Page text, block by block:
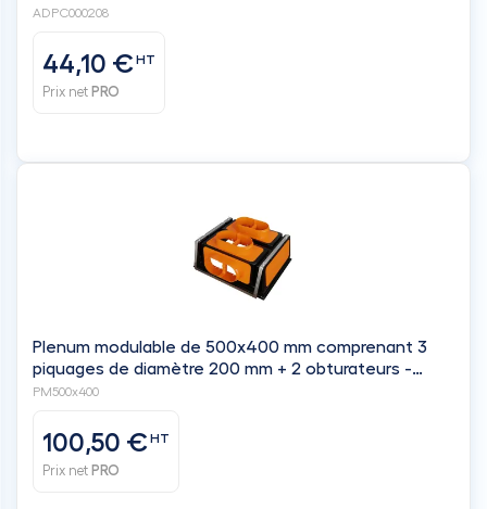
ADPC000208
44,10 €HT
Prix net PRO
Plenum modulable de 500x400 mm comprenant 3
piquages de diamètre 200 mm + 2 obturateurs -
BAILLINDUSTRIE
PM500x400
100,50 €HT
Prix net PRO